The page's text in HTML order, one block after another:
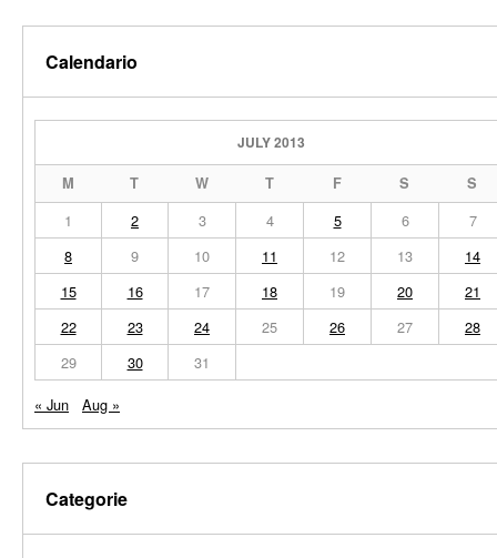
Calendario
JULY 2013
M T W T F S S
1 2 3 4 5 6
7
8
9 10 11 12 13
14
15
16 17 18 19 20
21
22
23 24 25 26 27
28
29
30
31
« Jun
Aug »
Categorie